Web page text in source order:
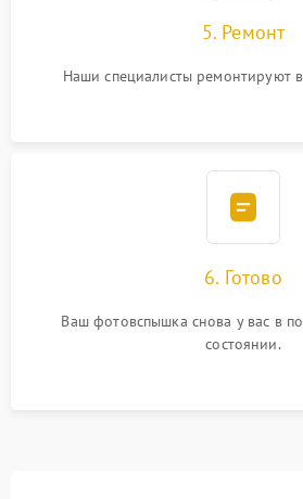
5. Ремонт
Наши специалисты ремонтируют
6. Готово
Ваш фотовспышка снова у вас в
состоянии.